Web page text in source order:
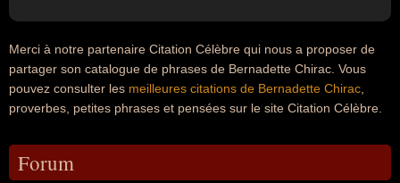
Merci à notre partenaire Citation Célèbre qui nous a proposer de
partager son catalogue de phrases de Bernadette Chirac. Vous
pouvez consulter les meilleures citations de Bernadette Chirac
proverbes, petites phrases et pensées sur le site Citation Célèbre.
Forum